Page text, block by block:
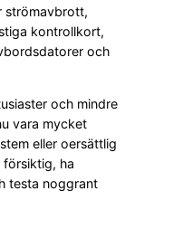
strömavbrott,
kontrollkort,
och
och mindre
vara mycket
eller oersättlig
ha
testa noggrant